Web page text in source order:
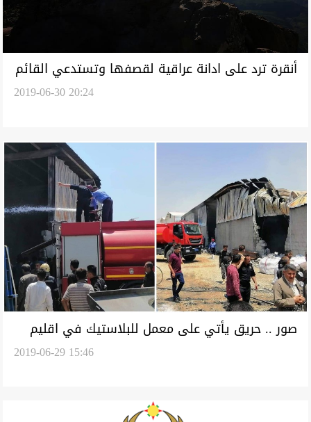
أنقرة ترد على ادانة عراقية لقصفها وتستدعي القائم
2019-06-30 20:24
صور .. حريق يأتي على معمل للبلاستيك في اقليم
2019-06-29 15:46